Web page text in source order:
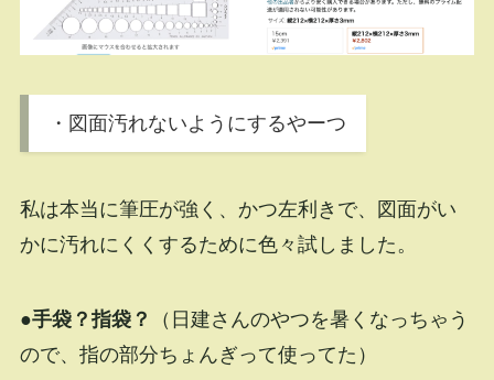
・図面汚れないようにするやーつ
私は本当に筆圧が強く、かつ左利きで、図面がい
かに汚れにくくするために色々試しました。
●手袋？指袋？
（日建さんのやつを暑くなっちゃう
ので、指の部分ちょんぎって使ってた）